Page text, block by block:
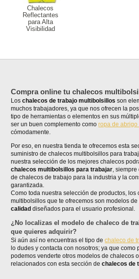
Chalecos
Reflectantes
para Alta
Visibilidad
Compra online tu chalecos
Loschalecos de trabajo multibolsillos son
muchos trabajadores, ya que nos ofrecen la
tipo de herramientas o elementos en sus
ser un buen complemento comoropa de
cómodamente.
Por eso, en nuestra tienda te ofrecemos esta
suministro de chalecos multibolsillos para
nuestra selección de los mejores chalecos
chalecos multibolsillos para trabajar,
de chalecos de trabajo para la industria y la
garantizada.
Como toda nuestra selección de productos, los
multibolsillos que te ofrecemos son modelos de
calidaddiseñados para el usuario profesional.
¿No localizas el modelo de chaleco de
que quieres adquirir?
Si aún así no encuentras el tipo dechaleco de
lo dudes y contacta con nosotros; ya que
podemos venderte otros modelos de chalecos
relacionados con esta sección dechalecos de